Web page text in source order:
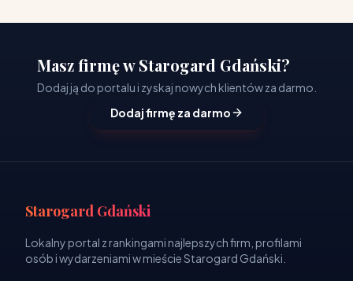
Masz firmę w Starogard Gdański?
Dodaj ją do portalu i zyskaj nowych klientów za darmo.
Dodaj firmę za darmo
Starogard Gdański
Lokalny portal z rankingami najlepszych firm, profilami
osób i wydarzeniami w mieście Starogard Gdański.